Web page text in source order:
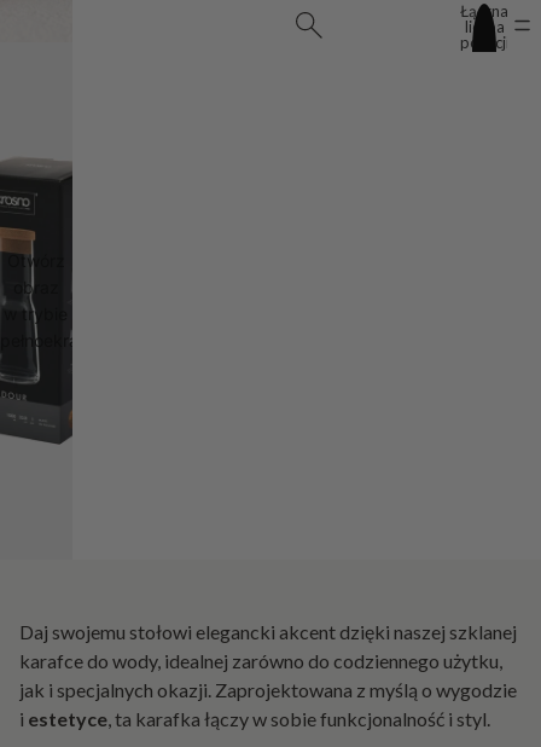
Łączna
liczba
pozycji
w
Otwórz
obraz
w trybie
pełnoekranowym
Daj swojemu stołowi elegancki akcent dzięki naszej szklanej
karafce do wody, idealnej zarówno do codziennego użytku,
jak i specjalnych okazji. Zaprojektowana z myślą o wygodzie
i estetyce, ta karafka łączy w sobie funkcjonalność i styl.